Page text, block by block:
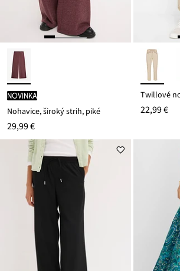
novinka
Nohavice, široký strih, piké
29,99 €
22,99 €